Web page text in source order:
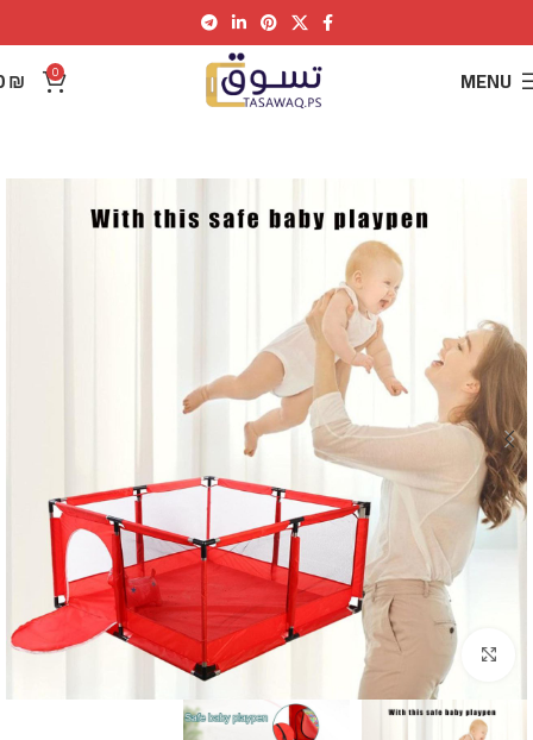
MENU
0
₪
Click to enlarge